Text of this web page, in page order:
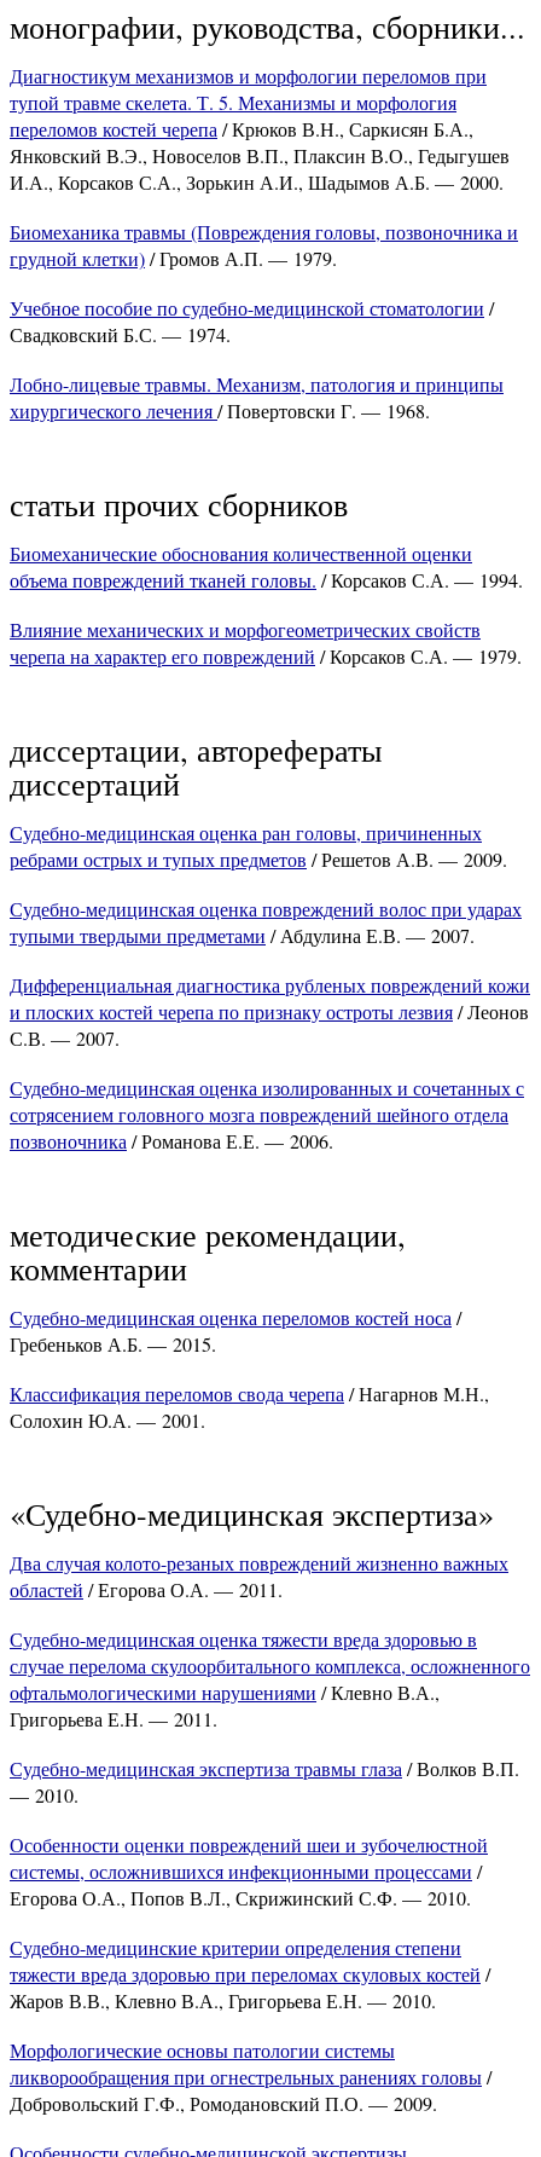
монографии, руководства, сборники...
Диагностикум механизмов и морфологии переломов при
тупой травме скелета. Т. 5. Механизмы и морфология
переломов костей черепа / Крюков В.Н., Саркисян Б.А.,
Янковский В.Э., Новоселов В.П., Плаксин В.О., Гедыгушев
И.А., Корсаков С.А., Зорькин А.И., Шадымов А.Б. — 2000.
Биомеханика травмы (Повреждения головы, позвоночника и
грудной клетки)/ Громов А.П. — 1979.
Учебное пособие по судебно-медицинской стоматологии /
Свадковский Б.С. — 1974.
Лобно-лицевые травмы. Механизм, патология и принципы
хирургического лечения/ Повертовски Г. — 1968.
статьи прочих сборников
Биомеханические обоснования количественной оценки
объема повреждений тканей головы. / Корсаков С.А. — 1994.
Влияние механических и морфогеометрических свойств
черепа на характер его повреждений / Корсаков С.А. — 1979.
диссертации, авторефераты
диссертаций
Судебно-медицинская оценка ран головы, причиненных
ребрами острых и тупых предметов / Решетов А.В. — 2009.
Судебно-медицинская оценка повреждений волос при ударах
тупыми твердыми предметами / Абдулина Е.В. — 2007.
Дифференциальная диагностика рубленых повреждений кожи
и плоских костей черепа по признаку остроты лезвия/ Леонов
С.В. — 2007.
Судебно-медицинская оценка изолированных и сочетанных с
сотрясением головного мозга повреждений шейного отдела
позвоночника / Романова Е.Е. — 2006.
методические рекомендации,
комментарии
Судебно-медицинская оценка переломов костей носа /
Гребеньков А.Б. — 2015.
Классификация переломов свода черепа / Нагарнов М.Н.,
Солохин Ю.А. — 2001.
«Судебно-медицинская экспертиза»
Два случая колото-резаных повреждений жизненно важных
областей / Егорова О.А. — 2011.
Судебно-медицинская оценка тяжести вреда здоровью в
случае перелома скулоорбитального комплекса, осложненного
офтальмологическими нарушениями / Клевно В.А.,
Григорьева Е.Н. — 2011.
Судебно-медицинская экспертиза травмы глаза / Волков В.П.
— 2010.
Особенности оценки повреждений шеи и зубочелюстной
системы, осложнившихся инфекционными процессами /
Егорова О.А., Попов В.Л., Скрижинский С.Ф. — 2010.
Судебно-медицинские критерии определения степени
тяжести вреда здоровью при переломах скуловых костей /
Жаров В.В., Клевно В.А., Григорьева Е.Н. — 2010.
Морфологические основы патологии системы
ликворообращения при огнестрельных ранениях головы/
Добровольский Г.Ф., Ромодановский П.О. — 2009.